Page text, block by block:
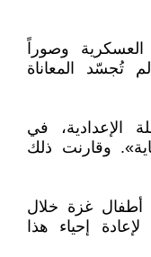
العسكرية وصوراً
تُجسّد المعاناة
الإعدادية، في
وقارنت ذلك
أطفال غزة خلال
إحياء هذا